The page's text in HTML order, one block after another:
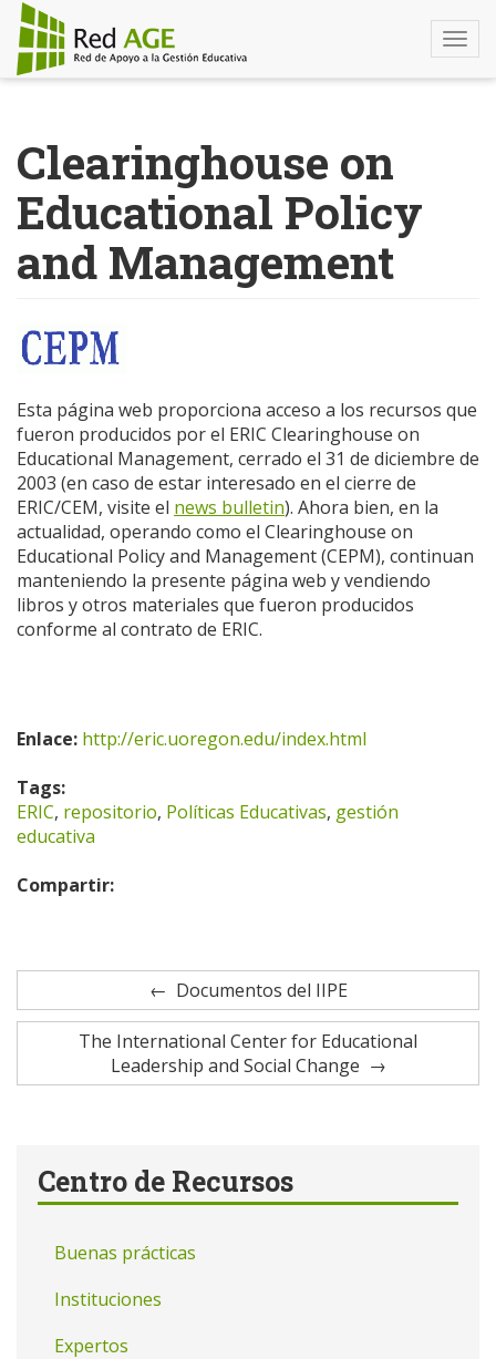
contenido
principal
Clearinghouse on
Educational Policy
and Management
Esta página web proporciona acceso a los recursos que
fueron producidos por el ERIC Clearinghouse on
Educational Management, cerrado el 31 de diciembre de
2003 (en caso de estar interesado en el cierre de
ERIC/CEM, visite el news bulletin). Ahora bien, en la
actualidad, operando como el Clearinghouse on
Educational Policy and Management (CEPM), continuan
manteniendo la presente página web y vendiendo
libros y otros materiales que fueron producidos
conforme al contrato de ERIC.
Enlace: http://eric.uoregon.edu/index.html
Tags:
ERIC, repositorio, Políticas Educativas, gestión
educativa
Compartir:
Documentos del IIPE
The International Center for Educational
Leadership and Social Change
Centro de Recursos
Buenas prácticas
Instituciones
Expertos